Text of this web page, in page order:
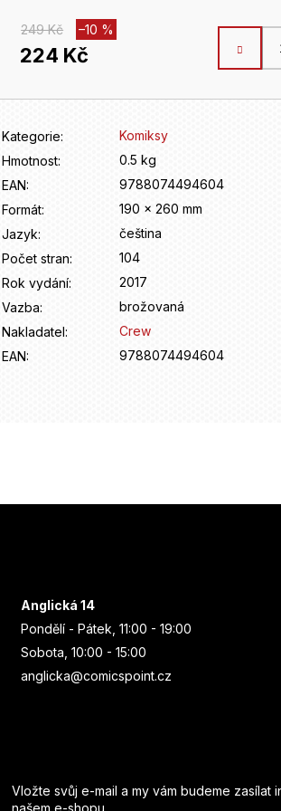
249 Kč –10 %
224 Kč
Měrná
Kategorie:
Komiksy
Hmotnost:
0.5 kg
EAN:
9788074494604
Formát:
190 x 260 mm
Jazyk:
čeština
Počet stran:
104
Rok vydání:
2017
Vazba:
brožovaná
Nakladatel:
Crew
EAN: 9788074494604
Anglická 14
Pondělí - Pátek, 11:00 - 19:00
Sobota, 10:00 - 15:00
anglicka@comicspoint.cz
Vložte svůj e-mail a my vám budeme
našem e-shopu.